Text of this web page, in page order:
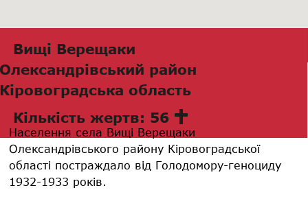
Вищі Верещаки
Олександрівський район
Кіровоградська область
Кількість жертв: 56
Населення села Вищі Верещаки
Олександрівського району Кіровоградської
області постраждало від Голодомору-геноциду
1932-1933 років.